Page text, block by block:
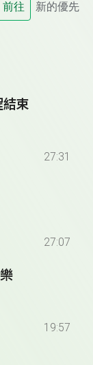
前往 新的優先
結束
27:31
27:07
19:57